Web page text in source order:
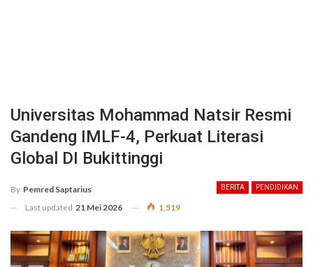
Universitas Mohammad Natsir Resmi
Gandeng IMLF-4, Perkuat Literasi
Global DI Bukittinggi
BERITA PENDIDIKAN
By Pemred Saptarius
Last updated 21 Mei 2026 1,519